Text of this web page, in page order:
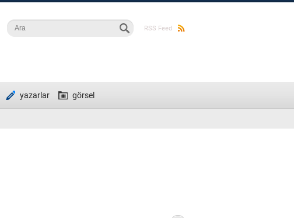
RSS Feed
Arama formu
Ara
yazarlar görsel